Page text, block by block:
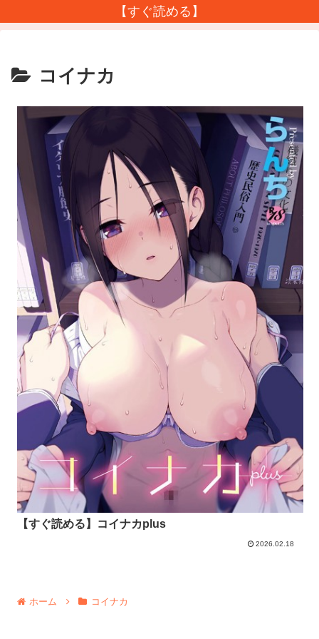
【すぐ読める】
コイナカ
【すぐ読める】コイナカplus
2026.02.18
ホーム コイナカ